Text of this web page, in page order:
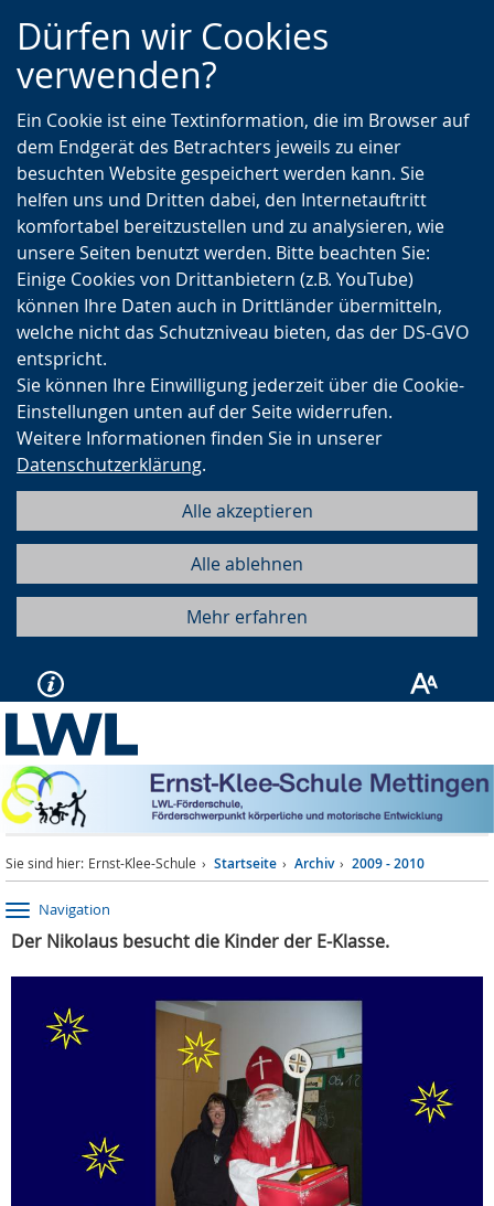
Zur
Hauptnavigation
Zur
Seitennavigation
Zum
Inhalt
Dürfen wir Cookies
verwenden?
Ein Cookie ist eine Textinformation, die im Browser auf
dem Endgerät des Betrachters jeweils zu einer
besuchten Website gespeichert werden kann. Sie
helfen uns und Dritten dabei, den Internetauftritt
komfortabel bereitzustellen und zu analysieren, wie
unsere Seiten benutzt werden. Bitte beachten Sie:
Einige Cookies von Drittanbietern (z.B. YouTube)
können Ihre Daten auch in Drittländer übermitteln,
welche nicht das Schutzniveau bieten, das der DS-GVO
entspricht.
Sie können Ihre Einwilligung jederzeit über die Cookie-
Einstellungen unten auf der Seite widerrufen.
Weitere Informationen finden Sie in unserer
Datenschutzerklärung.
Alle akzeptieren
Alle ablehnen
Mehr erfahren
Sie sind hier: Ernst-Klee-Schule Startseite Archiv 2009 - 2010
Navigation
Der Nikolaus besucht die Kinder der E-Klasse.